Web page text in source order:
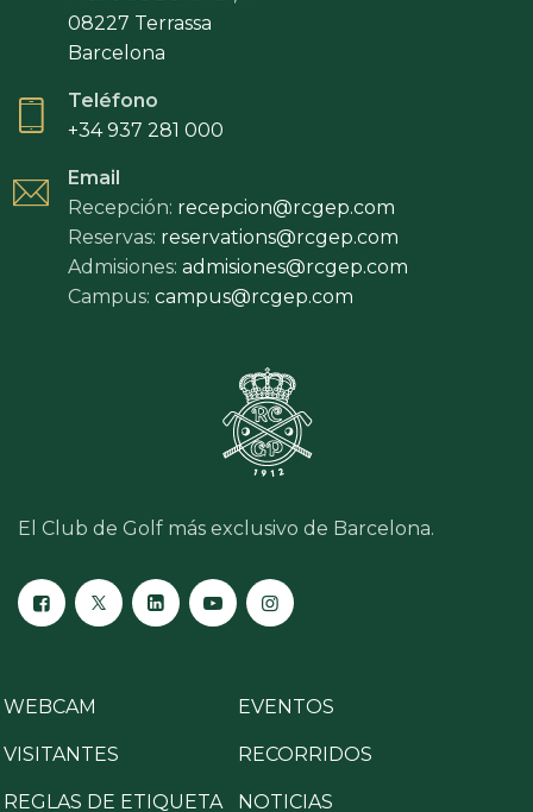
08227 Terrassa
Barcelona
Teléfono
+34 937 281 000
Email
Recepción: recepcion@rcgep.com
Reservas: reservations@rcgep.com
Admisiones: admisiones@rcgep.com
Campus: campus@rcgep.com
El Club de Golf más exclusivo de Barcelona.
WEBCAM EVENTOS
VISITANTES RECORRIDOS
REGLAS DE ETIQUETA NOTICIAS